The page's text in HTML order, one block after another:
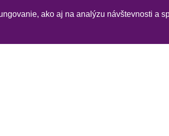
ako aj na analýzu návštevnosti a